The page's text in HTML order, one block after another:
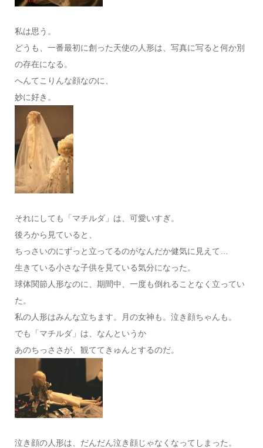
私は思う。
どうも、一番最初に創った天使の人形は、写真に写ると何か別
の存在になる。
へんてこりんな顔なのに、
妙に好き。
それにしても「マチルダ」は、可愛いすぎ。
後ろから見ていると、
ちっさいのにずっと立ってるのがなんだか健気に見えて…
生きている小さな子供を見ている気分になった。
球体関節人形なのに、期間中、一度も倒れることなく立ってい
た。
私の人形はみんな立ちます。月の女神も。泣き顔ちゃんも。
でも「マチルダ」は、なんというか
あのちっささが、観ててきゅんとするのだ。
泣き顔の人形は、だんだん泣き顔じゃなくなってしまった。